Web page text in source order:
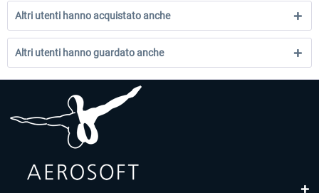
Altri utenti hanno acquistato anche
Altri utenti hanno guardato anche